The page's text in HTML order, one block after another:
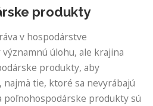
produkty
v hospodárstve
úlohu, ale krajina
produkty, aby
tie, ktoré sa nevyrábajú
poľnohospodárske produkty sú